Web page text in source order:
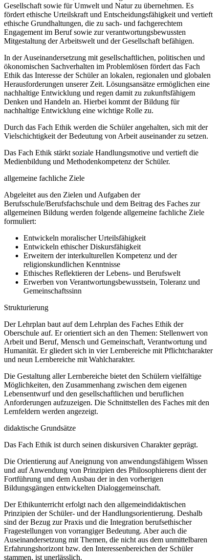
Gesellschaft sowie für Umwelt und Natur zu übernehmen. Es
fördert ethische Urteilskraft und Entscheidungsfähigkeit und vertieft
ethische Grundhaltungen, die zu sach- und fachgerechtem
Engagement im Beruf sowie zur verantwortungsbewussten
Mitgestaltung der Arbeitswelt und der Gesellschaft befähigen.
In der Auseinandersetzung mit gesellschaftlichen, politischen und
ökonomischen Sachverhalten im Problemlösen fördert das Fach
Ethik das Interesse der Schüler an lokalen, regionalen und globalen
Herausforderungen unserer Zeit. Lösungsansätze ermöglichen eine
nachhaltige Entwicklung und regen damit zu zukunftsfähigem
Denken und Handeln an. Hierbei kommt der Bildung für
nachhaltige Entwicklung eine wichtige Rolle zu.
Durch das Fach Ethik werden die Schüler angehalten, sich mit der
Vielschichtigkeit der Bedeutung von Arbeit auseinander zu setzen.
Das Fach Ethik stärkt soziale Handlungsmotive und vertieft die
Medienbildung und Methodenkompetenz der Schüler.
allgemeine fachliche Ziele
Abgeleitet aus den Zielen und Aufgaben der
Berufsschule/Berufsfachschule und dem Beitrag des Faches zur
allgemeinen Bildung werden folgende allgemeine fachliche Ziele
formuliert:
Entwickeln moralischer Urteilsfähigkeit
Entwickeln ethischer Diskursfähigkeit
Erweitern der interkulturellen Kompetenz und der
religionskundlichen Kenntnisse
Ethisches Reflektieren der Lebens- und Berufswelt
Erwerben von Verantwortungsbewusstsein, Toleranz und
Gemeinschaftssinn
Strukturierung
Der Lehrplan baut auf dem Lehrplan des Faches Ethik der
Oberschule auf. Er orientiert sich an den Themen: Stellenwert von
Arbeit und Beruf, Mensch und Gemeinschaft, Verantwortung und
Humanität. Er gliedert sich in vier Lernbereiche mit Pflichtcharakter
und neun Lernbereiche mit Wahlcharakter.
Die Gestaltung aller Lernbereiche bietet den Schülern vielfältige
Möglichkeiten, den Zusammenhang zwischen dem eigenen
Lebensentwurf und den gesellschaftlichen und beruflichen
Anforderungen aufzuzeigen. Die Schnittstellen des Faches mit den
Lernfeldern werden angezeigt.
didaktische Grundsätze
Das Fach Ethik ist durch seinen diskursiven Charakter geprägt.
Die Orientierung auf Aneignung von anwendungsfähigem Wissen
und auf Anwendung von Prinzipien des Philosophierens dient der
Fortführung und dem Ausbau der in den vorherigen
Bildungsgängen entwickelten Dialoggemeinschaft.
Der Ethikunterricht erfolgt nach den allgemeindidaktischen
Prinzipien der Schüler- und der Handlungsorientierung. Deshalb
sind der Bezug zur Praxis und die Integration berufsethischer
Fragestellungen von vorrangiger Bedeutung. Aber auch die
Auseinandersetzung mit Themen, die nicht aus dem unmittelbaren
Erfahrungshorizont bzw. den Interessenbereichen der Schüler
stammen, ist unerlässlich.